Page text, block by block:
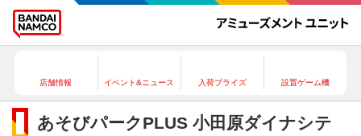
店舗情報 イベント&ニュース 入荷プライズ 設置ゲーム機
あそびパークPLUS 小田原ダイナシテ